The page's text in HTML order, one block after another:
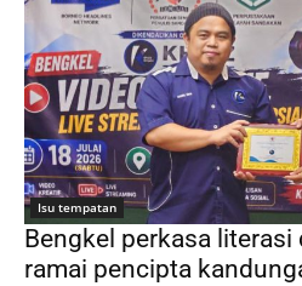
Isu tempatan
Bengkel perkasa
ramai pencipta